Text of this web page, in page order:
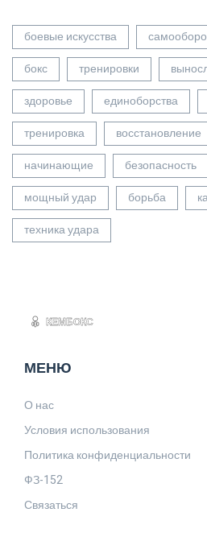
боевые искусства
бокс
тренировки
здоровье
единоборства
тренировка
восстановление
начинающие
безопасность
мощный удар
борьба
техника удара
МЕНЮ
О нас
Условия использования
Политика конфиденциальности
ФЗ-152
Связаться